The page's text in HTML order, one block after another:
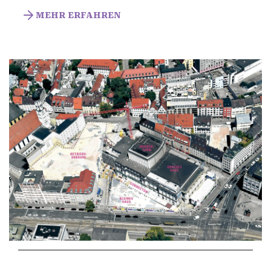
MEHR ERFAHREN